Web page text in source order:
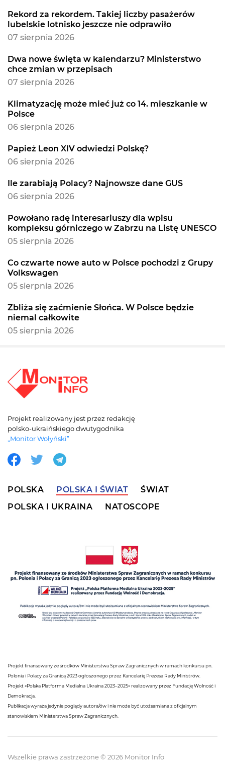
Rekord za rekordem. Takiej liczby pasażerów
lubelskie lotnisko jeszcze nie odprawiło
07 sierpnia 2026
Dwa nowe święta w kalendarzu? Ministerstwo
chce zmian w przepisach
07 sierpnia 2026
Klimatyzację może mieć już co 14. mieszkanie w
Polsce
06 sierpnia 2026
Papież Leon XIV odwiedzi Polskę?
06 sierpnia 2026
Ile zarabiają Polacy? Najnowsze dane GUS
06 sierpnia 2026
Powołano radę interesariuszy dla wpisu
kompleksu górniczego w Zabrzu na Listę UNESCO
05 sierpnia 2026
Co czwarte nowe auto w Polsce pochodzi z Grupy
Volkswagen
05 sierpnia 2026
Zbliża się zaćmienie Słońca. W Polsce będzie
niemal całkowite
05 sierpnia 2026
Projekt realizowany jest przez redakcję
polsko-ukraińskiego dwutygodnika
„Monitor Wołyński”
POLSKA POLSKA I ŚWIAT
ŚWIAT
POLSKA I UKRAINA
NATOSCOPE
Projekt finansowany ze środków Ministerstwa Spraw Zagranicznych w ramach konkursu pn.
Polonia i Polacy za Granicą 2023 ogłoszonego przez Kancelarię Prezesa Rady Ministrów.
Projekt «Polska Platforma Medialna Ukraina 2023–2025» realizowany przez Fundację Wolność i
Demokracja.
Publikacja wyraża jedynie poglądy autora/ów i nie może być utożsamiana z oficjalnym
stanowiskiem Ministerstwa Spraw Zagranicznych.
Wszelkie prawa zastrzeżone © 2026 Monitor Info